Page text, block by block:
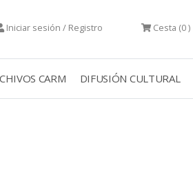
Iniciar sesión / Registro Cesta (0 )
CARM DIFUSIÓN CULTURAL